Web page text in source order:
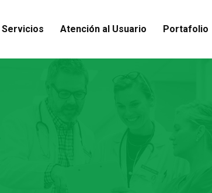
Servicios Atención al Usuario Portafolio